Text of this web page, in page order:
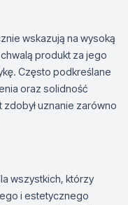
wskazują na wysoką
produkt za jego
Często podkreślane
oraz solidność
uznanie zarówno
wszystkich, którzy
i estetycznego